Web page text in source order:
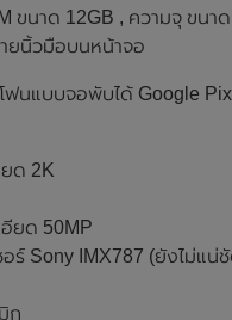
ขนาด 12GB , ความจุ ขนา
ยนิ้วมือบนหน้าจอ
ฟนแบบจอพับได้ Google
ด 2K
ยด 50MP
ร์ Sony IMX787 (ยังไม่แน่
ก